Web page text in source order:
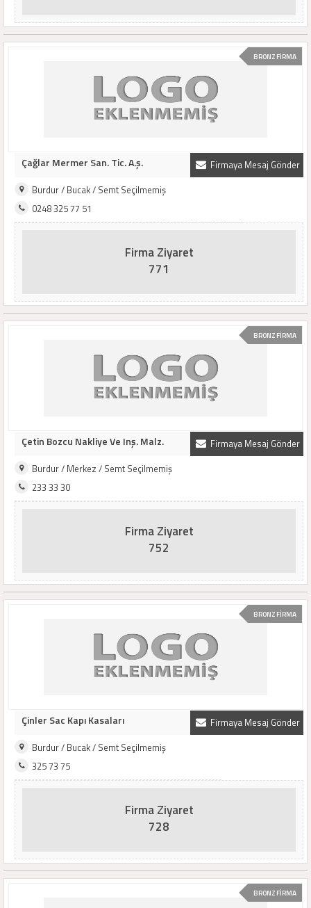
BRONZ FİRMA
Firmaya Mesaj Gönder
Çağlar Mermer San. Tic. A.ş.
Burdur / Bucak / Semt Seçilmemiş
0248 325 77 51
Firma Ziyaret
771
BRONZ FİRMA
Firmaya Mesaj Gönder
Çetin Bozcu Nakliye Ve Inş. Malz.
Burdur / Merkez / Semt Seçilmemiş
233 33 30
Firma Ziyaret
752
BRONZ FİRMA
Firmaya Mesaj Gönder
Çinler Sac Kapı Kasaları
Burdur / Bucak / Semt Seçilmemiş
325 73 75
Firma Ziyaret
728
BRONZ FİRMA